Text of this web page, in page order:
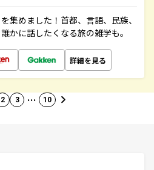
集めました！首都、言語、民族、
かに話したくなる旅の雑学も。
詳細を見る
2 3 … 10